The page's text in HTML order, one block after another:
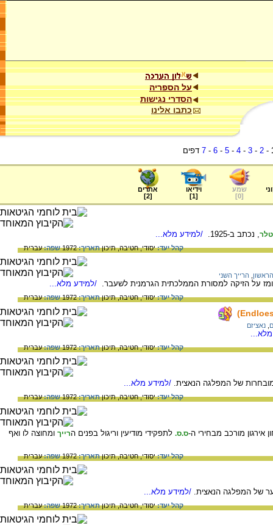
על הספריה
הסדרי נגישות
כתבו אלינו
-
2
-
3
-
4
-
5
-
6
-
7 דפים
שמע
[
0
]
וידיאו
[
1
]
אתרים
[
2
]
, נכתב ב-1925. /למידע מלא...
קהל יעד:יסודי,חטיבה,תיכוןתאריך:1972 שפה:עברית
הרייך השני
על הזיקה למסורת הממלכתית הגרמנית לשעבר. /למידע מלא...
קהל יעד:יסודי,חטיבה,תיכוןתאריך:1972 שפה:עברית
נאציזם
קהל יעד:יסודי,חטיבה,תיכוןתאריך:1972 שפה:עברית
/למידע מלא...
קהל יעד:יסודי,חטיבה,תיכוןתאריך:1972 שפה:עברית
ס.ס. לתפקידי מודיעין וריגול בפנים הרייך ומחוצה לו ואף
קהל יעד:יסודי,חטיבה,תיכוןתאריך:1972 שפה:עברית
/למידע מלא...
קהל יעד:יסודי,חטיבה,תיכוןתאריך:1972 שפה:עברית